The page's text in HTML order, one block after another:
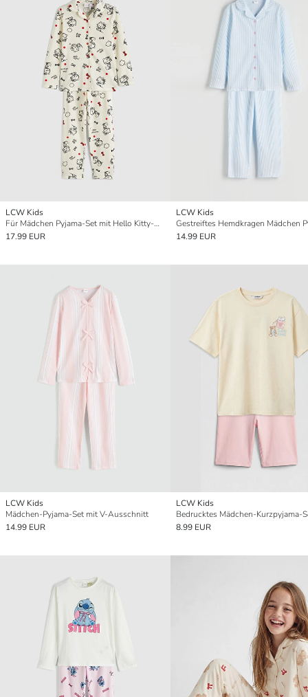
LCW Kids
Für Mädchen Pyjama-Set mit Hello Kitty-Druck auf dem Kragenhals
17.99 EUR
LCW Kids
14.99 EUR
LCW Kids
Mädchen-Pyjama-Set mit V-Ausschnitt
14.99 EUR
LCW Kids
Bedrucktes Mädchen-Kurzpyjama-
8.99 EUR